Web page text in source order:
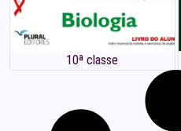
10ª classe